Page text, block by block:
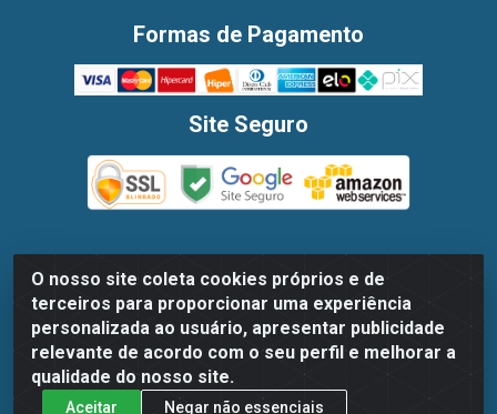
O nosso site coleta cookies próprios e de
terceiros para proporcionar uma experiência
personalizada ao usuário, apresentar publicidade
relevante de acordo com o seu perfil e melhorar a
qualidade do nosso site.
Aceitar Negar não essenciais
Formas de Pagamento
Site Seguro
Dispan Distribuidora de Alimentos LTDA - Avenida Marechal
Mascarenhas De Moraes, 1048- Imbiribeira, Recife/PE - CEP
51.170-000 - CNPJ 30.779.584/0003-78